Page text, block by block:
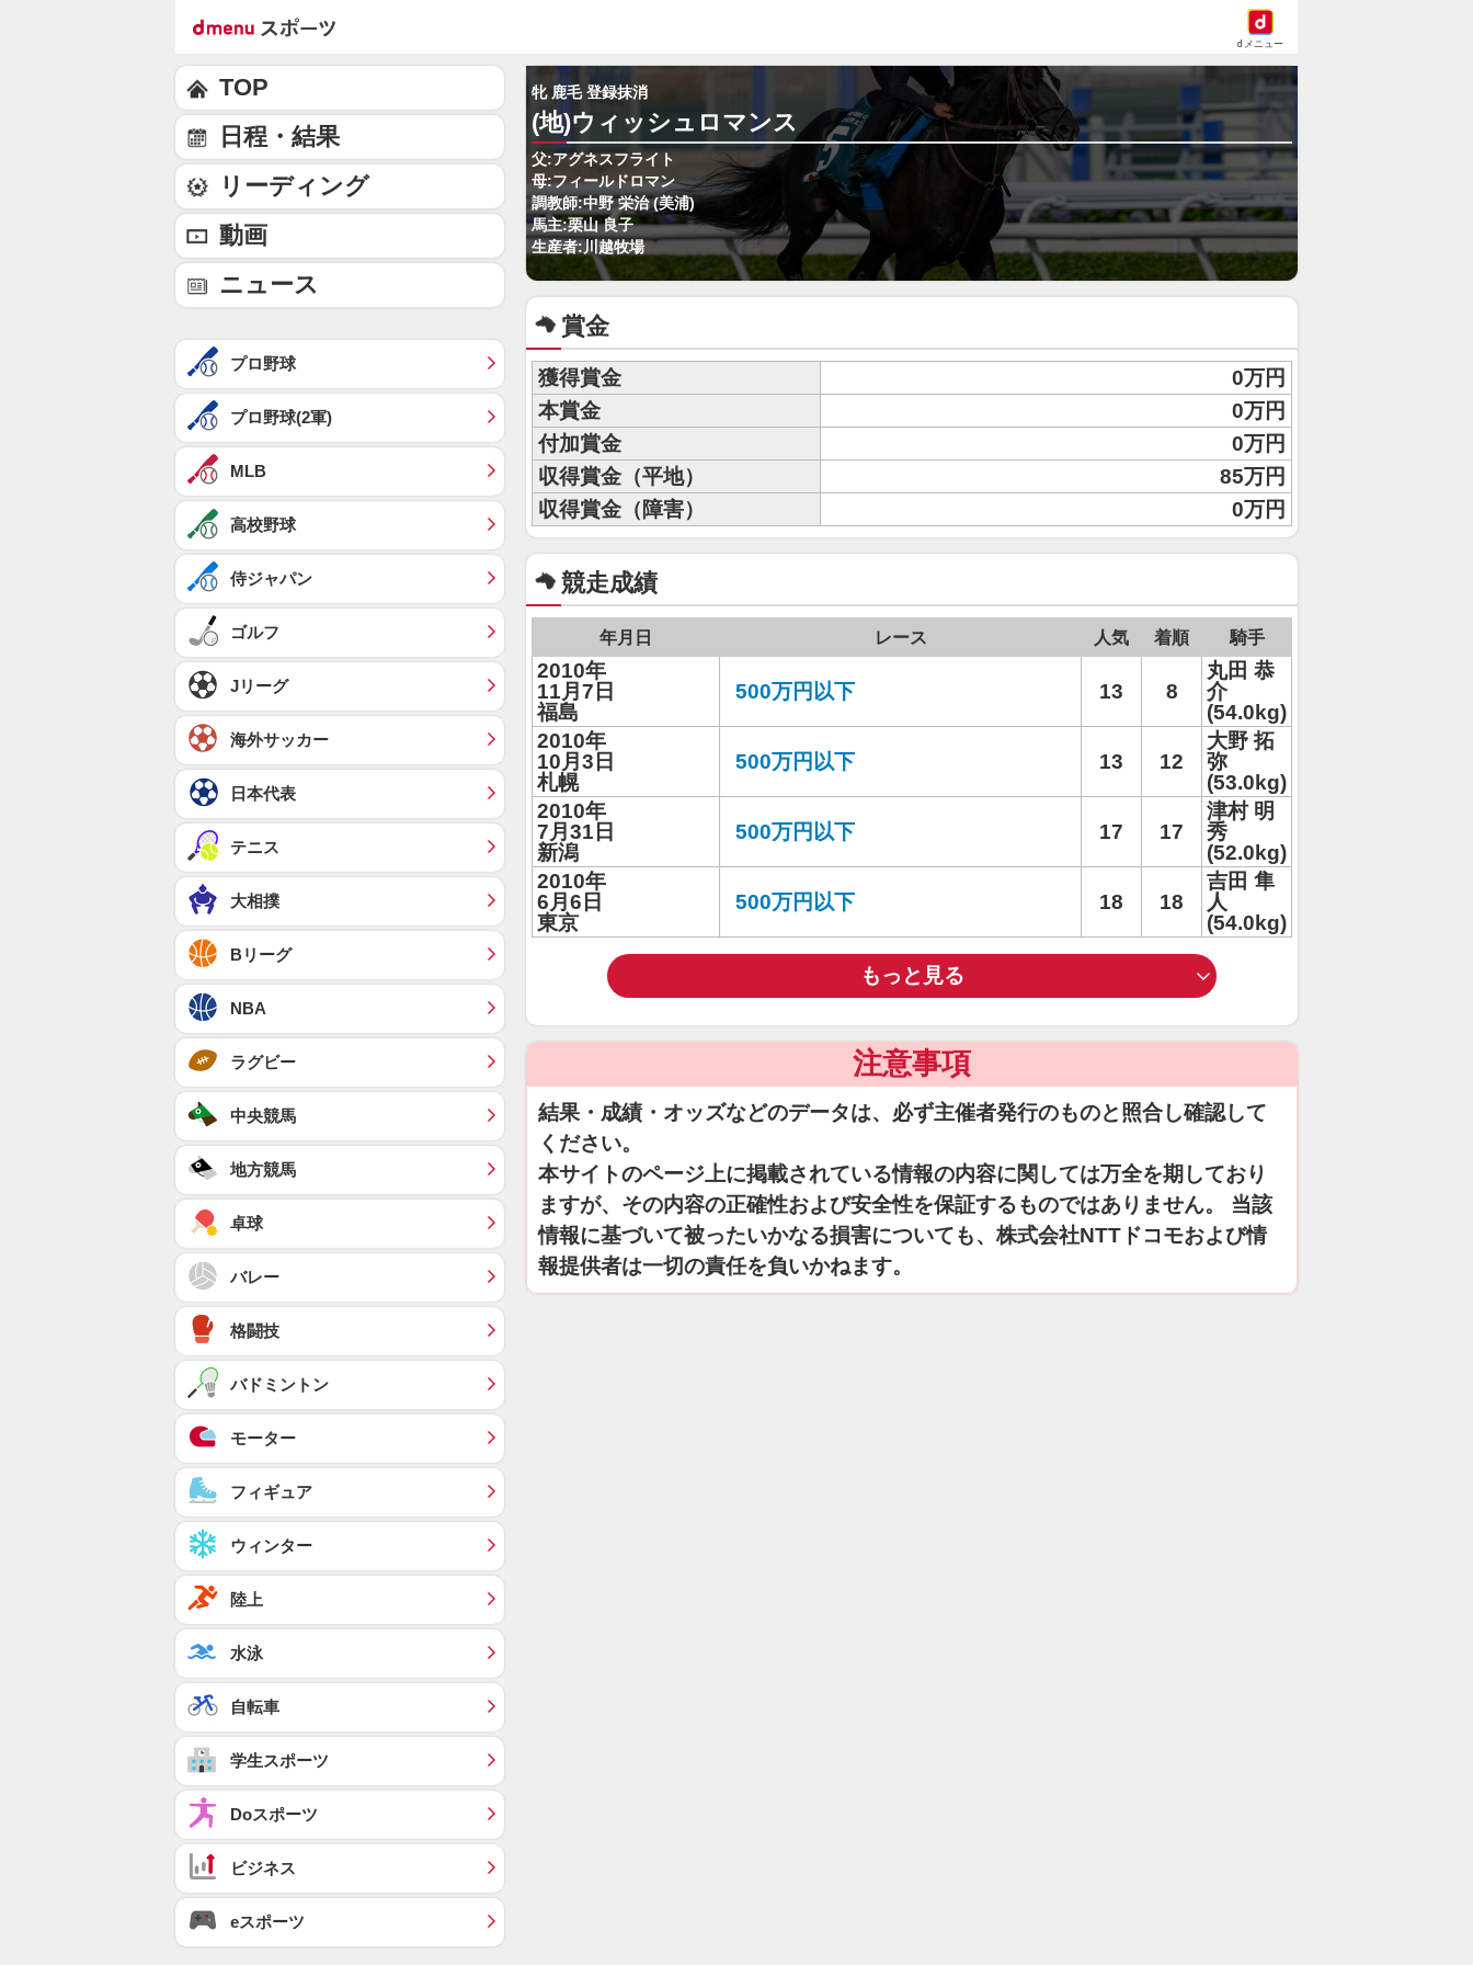
dメニュー
牝 鹿毛 登録抹消
(地)ウィッシュロマンス
父:アグネスフライト
母:フィールドロマン
調教師:中野 栄治 (美浦)
馬主:栗山 良子
生産者:川越牧場
賞金
獲得賞金
0万円
本賞金
0万円
付加賞金
0万円
収得賞金（平地）
85万円
収得賞金（障害）
0万円
競走成績
年月日 レース 人気 着順 騎手
2010年
11月7日
福島
500万円以下 13 8
丸田 恭
介
(54.0kg)
2010年
10月3日
札幌
500万円以下 13 12
大野 拓
弥
(53.0kg)
2010年
7月31日
新潟
500万円以下 17 17
津村 明
秀
(52.0kg)
2010年
6月6日
東京
500万円以下 18 18
吉田 隼
人
(54.0kg)
もっと見る
注意事項
結果・成績・オッズなどのデータは、必ず主催者発行のものと照合し確認して
ください。
本サイトのページ上に掲載されている情報の内容に関しては万全を期しており
ますが、その内容の正確性および安全性を保証するものではありません。 当該
情報に基づいて被ったいかなる損害についても、株式会社NTTドコモおよび情
報提供者は一切の責任を負いかねます。
TOP
日程・結果
リーディング
動画
ニュース
プロ野球
プロ野球(2軍)
MLB
高校野球
侍ジャパン
ゴルフ
Jリーグ
海外サッカー
日本代表
テニス
大相撲
Bリーグ
NBA
ラグビー
中央競馬
地方競馬
卓球
バレー
格闘技
バドミントン
モーター
フィギュア
ウィンター
陸上
水泳
自転車
学生スポーツ
Doスポーツ
ビジネス
eスポーツ